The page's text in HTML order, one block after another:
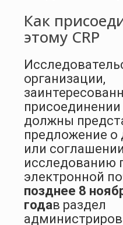
Как
этому CRP
организации,
присоединении
должны
предложение о
или
исследованию
электронной
позднее 8
годав раздел